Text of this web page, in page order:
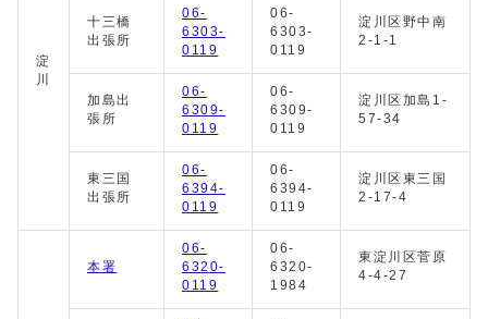
淀
川
十三橋
出張所
06-
6303-
0119
06-
6303-
0119
淀川区野中南
2-1-1
加島出
張所
06-
6309-
0119
06-
6309-
0119
淀川区加島1-
57-34
東三国
出張所
06-
6394-
0119
06-
6394-
0119
淀川区東三国
2-17-4
本署
06-
6320-
0119
06-
6320-
1984
東淀川区菅原
4-4-27